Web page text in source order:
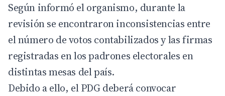
Según informó el organismo, durante la
revisión se encontraron inconsistencias entre
el número de votos contabilizados y las firmas
registradas en los padrones electorales en
distintas mesas del país.
Debido a ello, el PDG deberá convocar